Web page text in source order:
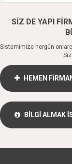
SİZ DE YAPI
Sistemimize hergün
HEMEN
BİLGİ ALMAK